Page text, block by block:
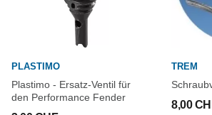
PLASTIMO
Plastimo - Ersatz-Ventil für
den Performance Fender
TREM
8,00